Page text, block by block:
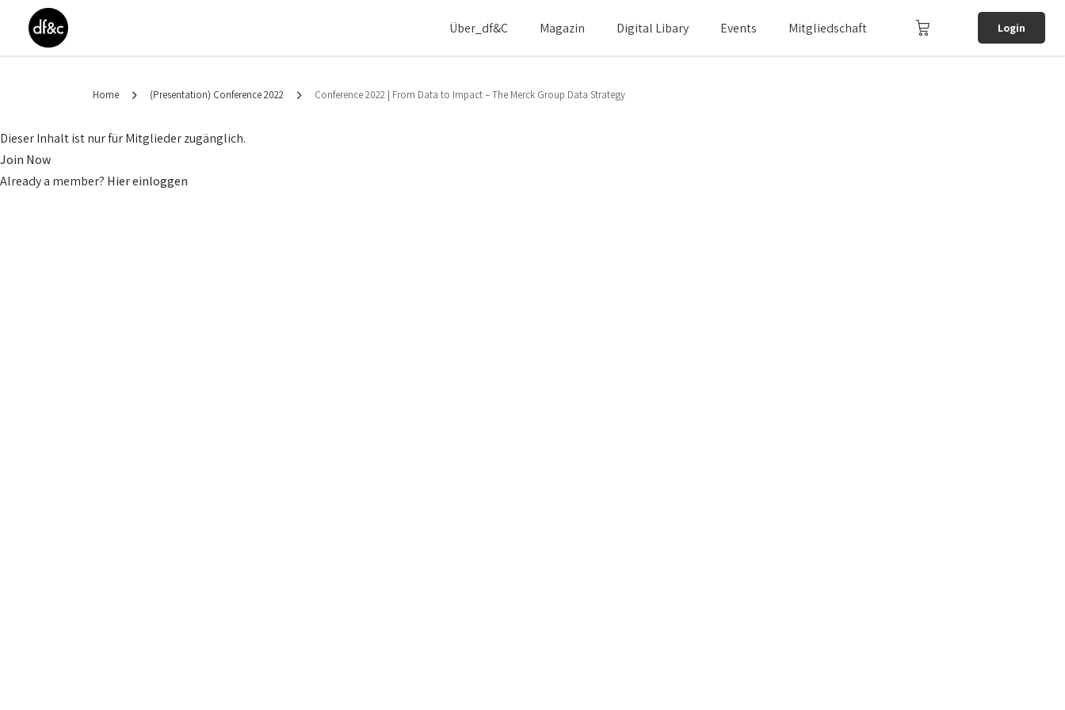
Über_df&c Magazin Digital Libary Events Mitgliedschaft Login
Home (Presentation) Conference 2022 Conference 2022 | From Data to Impact – The Merck Group Data Strategy
Dieser Inhalt ist nur für Mitglieder zugänglich.
Join Now
Already a member? Hier einloggen